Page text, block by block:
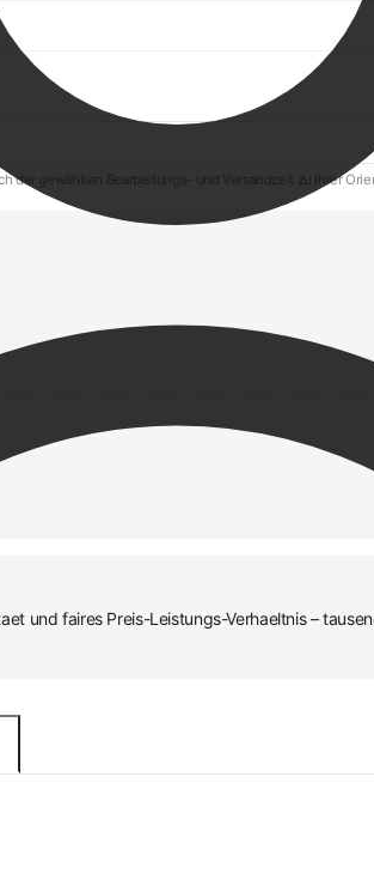
der gewählten Bearbeitungs- und Versandzeit zu Ihrer
und faires Preis-Leistungs-Verhaeltnis –